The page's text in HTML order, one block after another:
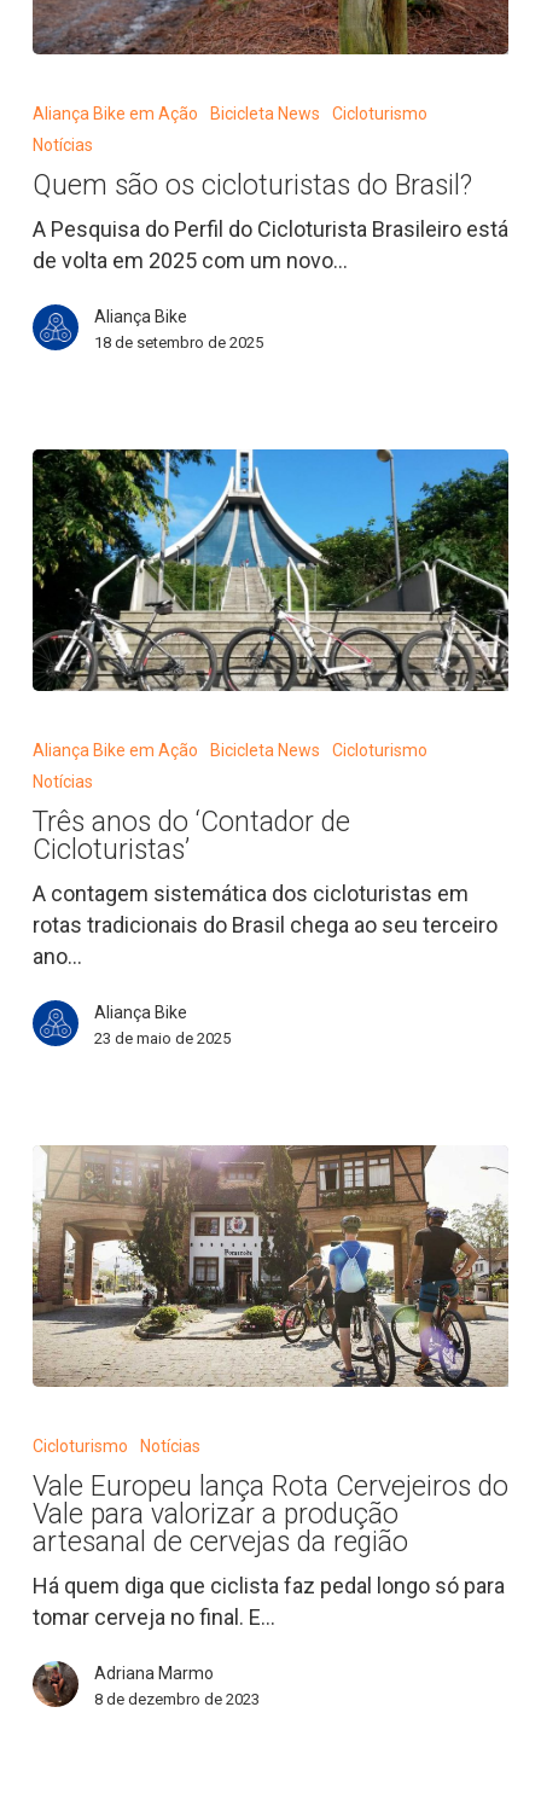
são
os
do
Brasil?
Aliança Bike em Ação Bicicleta News
Cicloturismo
Notícias
Quem são os cicloturistas do Brasil?
A Pesquisa do Perfil do Cicloturista Brasileiro está
de volta em 2025 com um novo…
Aliança Bike
18 de setembro de 2025
de
Cicloturistas’
Aliança Bike em Ação Bicicleta News
Cicloturismo
Notícias
Três anos do ‘Contador de
Cicloturistas’
A contagem sistemática dos cicloturistas em
rotas tradicionais do Brasil chega ao seu terceiro
ano…
Aliança Bike
23 de maio de 2025
Rota
Cervejeiros
do
Vale
para
a
produção
Cicloturismo Notícias
Vale Europeu lança Rota Cervejeiros do
Vale para valorizar a produção
artesanal de cervejas da região
Há quem diga que ciclista faz pedal longo só para
tomar cerveja no final. E…
Adriana Marmo
8 de dezembro de 2023